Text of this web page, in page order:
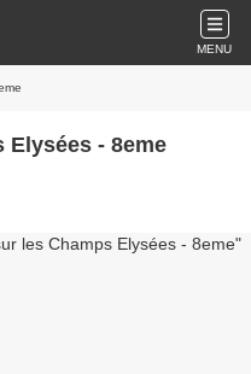
MENU
Elysées - 8eme